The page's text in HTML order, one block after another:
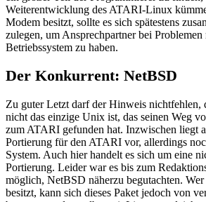
Weiterentwicklung des ATARI-Linux
Modem besitzt, sollte es sich spätestens
zulegen, um Ansprechpartner bei Problemen
Betriebssystem zu haben.
Der Konkurrent: NetBSD
Zu guter Letzt darf der Hinweis nichtfehlen,
nicht das einzige Unix ist, das seinen Weg
zum ATARI gefunden hat. Inzwischen liegt
Portierung für den ATARI vor, allerdings
System. Auch hier handelt es sich um eine
Portierung. Leider war es bis zum
möglich, NetBSD näherzu begutachten.
besitzt, kann sich dieses Paket jedoch von